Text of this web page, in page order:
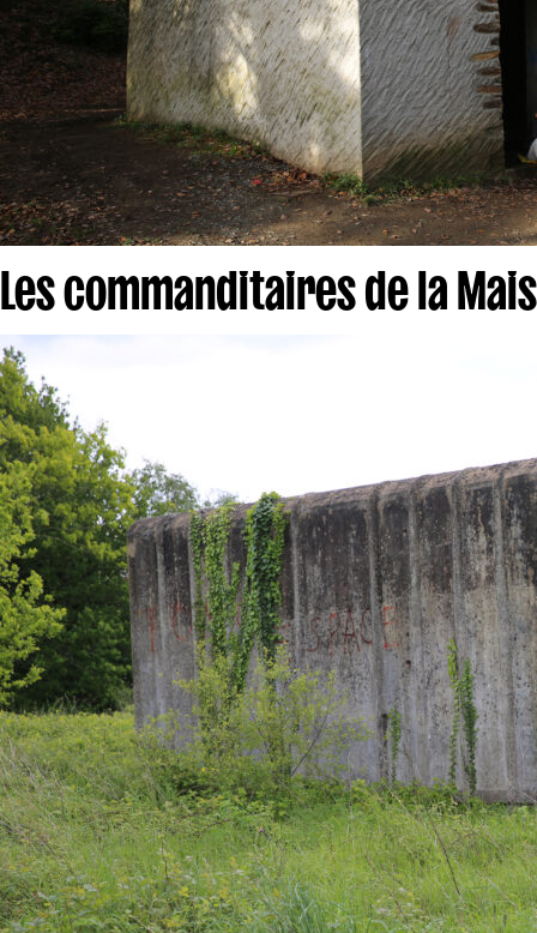
Les commanditaires de la